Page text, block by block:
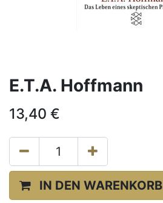
E.T.A. Hoffmann
13,40 €
IN DEN WARENKORB